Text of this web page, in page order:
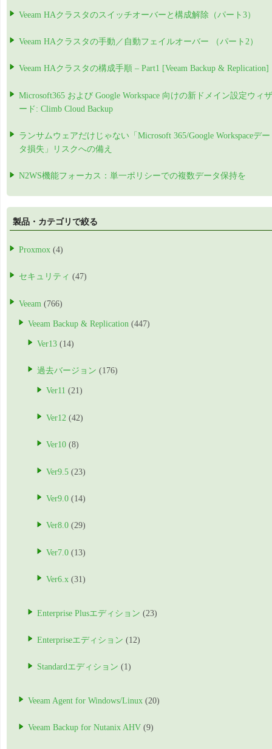
Veeam HAクラスタのスイッチオーバーと構成解除（パート3）
Veeam HAクラスタの手動／自動フェイルオーバー （パート2）
Veeam HAクラスタの構成手順 – Part1 [Veeam Backup & Replication]
Microsoft365 および Google Workspace 向けの新ドメイン設定ウィザ
ード: Climb Cloud Backup
ランサムウェアだけじゃない「Microsoft 365/Google Workspaceデー
タ損失」リスクへの備え
N2WS機能フォーカス：単一ポリシーでの複数データ保持を
製品・カテゴリで絞る
Proxmox (4)
セキュリティ (47)
Veeam (766)
Veeam Backup & Replication (447)
Ver13 (14)
過去バージョン (176)
Ver11 (21)
Ver12 (42)
Ver10 (8)
Ver9.5 (23)
Ver9.0 (14)
Ver8.0 (29)
Ver7.0 (13)
Ver6.x (31)
Enterprise Plusエディション (23)
Enterpriseエディション (12)
Standardエディション (1)
Veeam Agent for Windows/Linux (20)
Veeam Backup for Nutanix AHV (9)